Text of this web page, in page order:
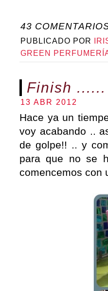
43
PUBLICADO POR
GREEN
Finish
13 ABR 2012
Hace ya un
voy acabando ..
de golpe!! .. y
para que no se
comencemos con